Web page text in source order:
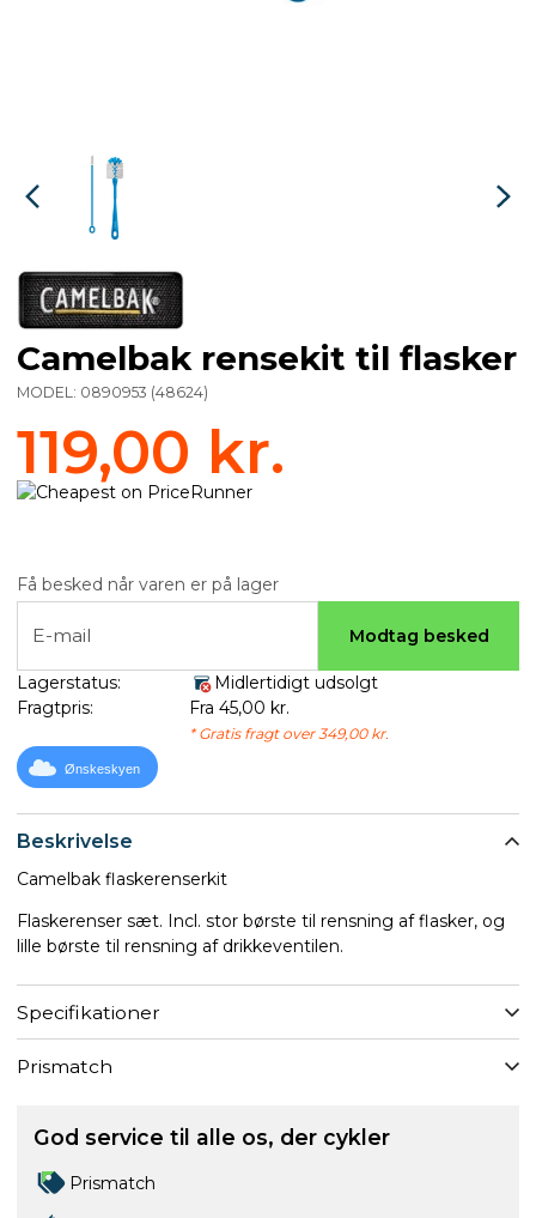
Beskrivelse
Camelbak flaskerenserkit
Flaskerenser sæt. Incl. stor børste til rensning af flasker, og
lille børste til rensning af drikkeventilen.
Specifikationer
Prismatch
Camelbak rensekit til flasker
MODEL: 0890953 (48624)
119,00 kr.
Få besked når varen er på lager
E-mail Modtag besked
Lagerstatus:
Midlertidigt udsolgt
Fragtpris:
Fra 45,00 kr.
* Gratis fragt over 349,00 kr.
Ønskeskyen
God service til alle os, der cykler
Prismatch